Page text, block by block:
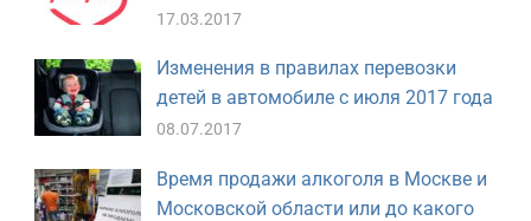
17.03.2017
Изменения в правилах перевозки
детей в автомобиле с июля 2017 года
08.07.2017
Время продажи алкоголя в Москве и
Московской области или до какого